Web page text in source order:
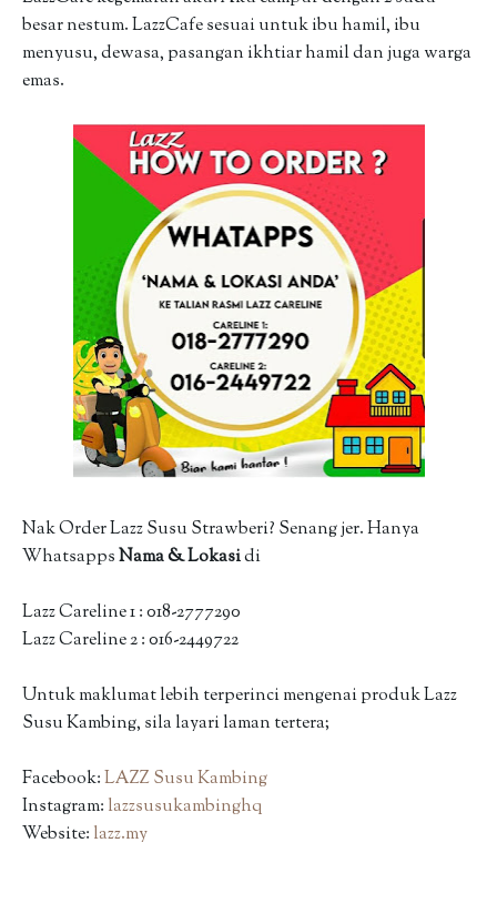
besar nestum. LazzCafe sesuai untuk ibu hamil, ibu
menyusu, dewasa, pasangan ikhtiar hamil dan juga warga
emas.
Nak Order Lazz Susu Strawberi? Senang jer. Hanya
WhatsappsNama & Lokasidi
Lazz Careline 1 : 018-2777290
Lazz Careline 2 : 016-2449722
Untuk maklumat lebih terperinci mengenai produk Lazz
Susu Kambing, sila layari laman tertera;
Facebook:LAZZ Susu Kambing
Instagram: lazzsusukambinghq
Website: lazz.my